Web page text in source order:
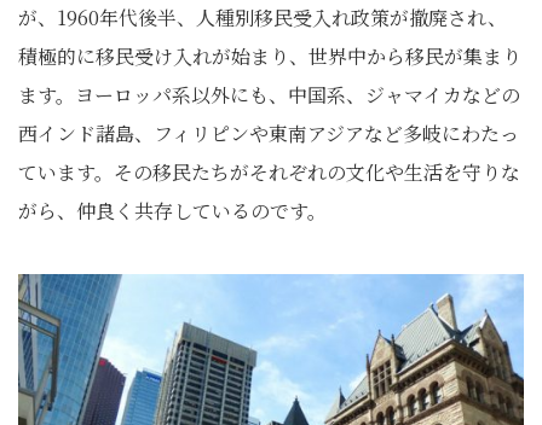
が、1960年代後半、人種別移民受入れ政策が撤廃され、
積極的に移民受け入れが始まり、世界中から移民が集まり
ます。ヨーロッパ系以外にも、中国系、ジャマイカなどの
西インド諸島、フィリピンや東南アジアなど多岐にわたっ
ています。その移民たちがそれぞれの文化や生活を守りな
がら、仲良く共存しているのです。